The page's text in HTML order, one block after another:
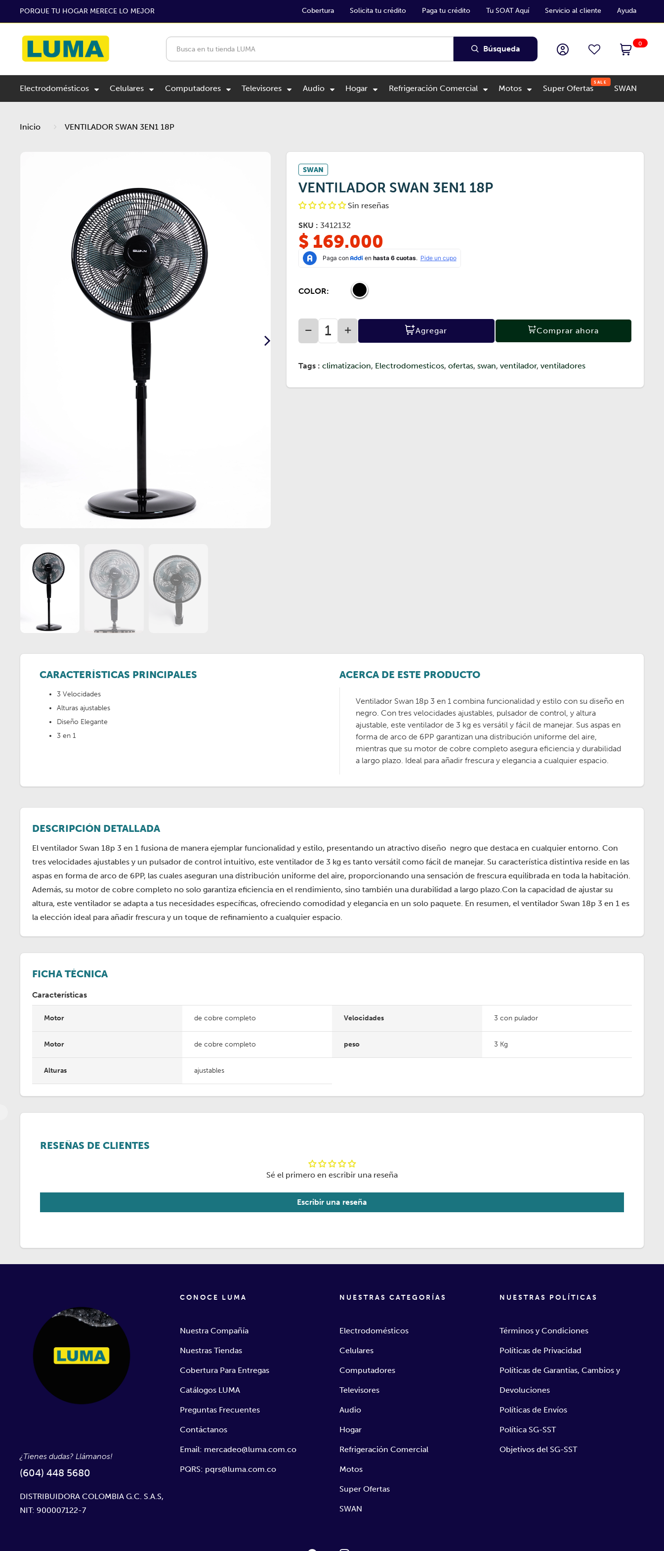
PORQUE TU HOGAR MERECE LO MEJOR Cobertura Solicita tu crédito Paga tu crédito Tu SOAT Aquí Servicio al cliente Ayuda
Búsqueda
0
Electrodomésticos Celulares Computadores Televisores Audio Hogar Refrigeración Comercial Motos Super Ofertas
SALE
SWAN
Inicio VENTILADOR SWAN 3EN1 18P
SWAN
VENTILADOR SWAN 3EN1 18P
Sin reseñas
SKU : 3412132
$ 169.000
COLOR:
Agregar Comprar ahora
Tags : climatizacion, Electrodomesticos,ofertas,swan,ventilador,ventiladores
CARACTERÍSTICAS PRINCIPALES
3 Velocidades
Alturas ajustables
Diseño Elegante
3 en 1
ACERCA DE ESTE PRODUCTO
Ventilador Swan 18p 3 en 1 combina funcionalidad y estilo con su diseño en
negro. Con tres velocidades ajustables, pulsador de control, y altura
ajustable, este ventilador de 3 kg es versátil y fácil de manejar. Sus aspas en
forma de arco de 6PP garantizan una distribución uniforme del aire,
mientras que su motor de cobre completo asegura eficiencia y durabilidad
a largo plazo. Ideal para añadir frescura y elegancia a cualquier espacio.
DESCRIPCIÓN DETALLADA
El ventilador Swan 18p 3 en 1 fusiona de manera ejemplar funcionalidad y estilo, presentando un atractivo diseño negro que destaca en cualquier entorno. Con
tres velocidades ajustables y un pulsador de control intuitivo, este ventilador de 3 kg es tanto versátil como fácil de manejar. Su característica distintiva reside en las
aspas en forma de arco de 6PP, las cuales aseguran una distribución uniforme del aire, proporcionando una sensación de frescura equilibrada en toda la habitación.
Además, su motor de cobre completo no solo garantiza eficiencia en el rendimiento, sino también una durabilidad a largo plazo.Con la capacidad de ajustar su
altura, este ventilador se adapta a tus necesidades específicas, ofreciendo comodidad y elegancia en un solo paquete. En resumen, el ventilador Swan 18p 3 en 1 es
la elección ideal para añadir frescura y un toque de refinamiento a cualquier espacio.
FICHA TÉCNICA
Características
Motor de cobre completo Velocidades 3 con pulador
Motor de cobre completo peso 3 Kg
Alturas ajustables
RESEÑAS DE CLIENTES
Sé el primero en escribir una reseña
Escribir una reseña
¿Tienes dudas? Llámanos!
(604) 448 5680
DISTRIBUIDORA COLOMBIA G.C. S.A.S,
NIT: 900007122-7
CONOCE LUMA
Nuestra Compañía
Nuestras Tiendas
Cobertura Para Entregas
Catálogos LUMA
Preguntas Frecuentes
Contáctanos
Email: mercadeo@luma.com.co
PQRS: pqrs@luma.com.co
NUESTRAS CATEGORÍAS
Electrodomésticos
Celulares
Computadores
Televisores
Audio
Hogar
Refrigeración Comercial
Motos
Super Ofertas
SWAN
NUESTRAS POLÍTICAS
Términos y Condiciones
Políticas de Privacidad
Políticas de Garantías, Cambios y
Devoluciones
Políticas de Envíos
Política SG-SST
Objetivos del SG-SST